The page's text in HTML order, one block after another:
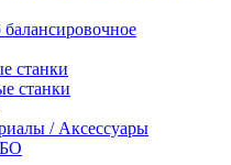
станки
станки
/ Аксессуары